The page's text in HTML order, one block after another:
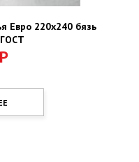
Евро 220х240 бязь
Р